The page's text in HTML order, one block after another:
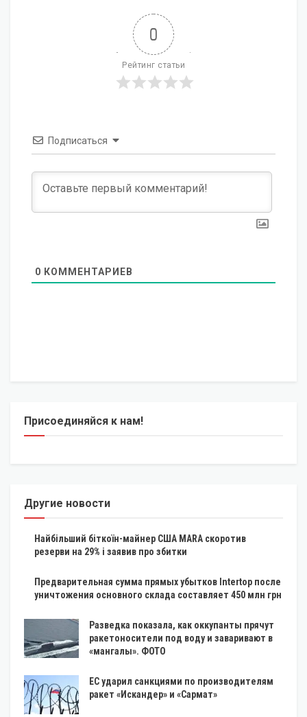
0
Рейтинг статьи
Подписаться
0 КОММЕНТАРИЕВ
Присоединяйся к нам!
Другие новости
Найбільший біткоїн-майнер США MARA скоротив
резерви на 29% і заявив про збитки
Предварительная сумма прямых убытков Intertop после
уничтожения основного склада составляет 450 млн грн
Разведка показала, как оккупанты прячут
ракетоносители под воду и заваривают в
«мангалы». ФОТО
ЕС ударил санкциями по производителям
ракет «Искандер» и «Сармат»